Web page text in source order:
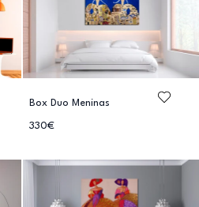
Box Duo Meninas
330€